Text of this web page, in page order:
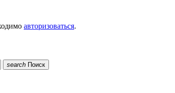
авторизоваться.
search Поиск